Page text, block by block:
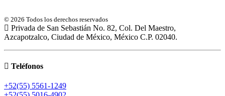
© 2026 Todos los derechos reservados
Privada de San Sebastián No. 82, Col. Del Maestro,
Azcapotzalco, Ciudad de México, México C.P. 02040.
Teléfonos
+52(55) 5561-1249